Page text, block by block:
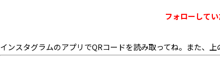
フォローして
インスタグラムのアプリでQRコードを読み取ってね。また、